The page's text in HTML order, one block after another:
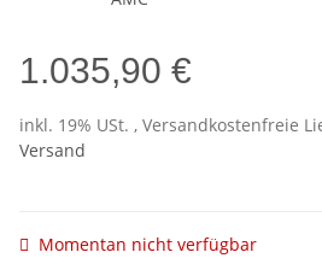
1.035,90 €
inkl. 19% USt. , Versandkostenfreie
Versand
Momentan nicht verfügbar